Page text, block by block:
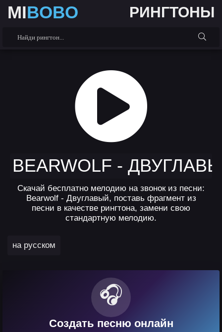
MIBOBO РИНГТОНЫ
BEARWOLF -
Скачай бесплатно мелодию на звонок из песни:
Bearwolf - Двуглавый, поставь фрагмент из
песни в качестве рингтона, замени свою
стандартную мелодию.
на русском
🎧
Создать песню онлайн